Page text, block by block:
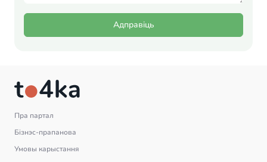
Адправіць
Пра партал
Бізнэс-прапанова
Умовы карыстання